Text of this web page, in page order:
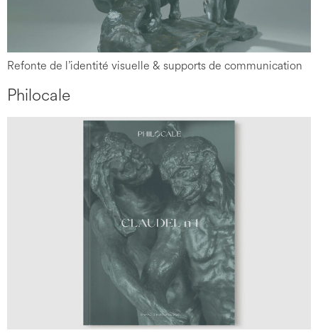
Refonte de l’identité visuelle & supports de communication
Philocale